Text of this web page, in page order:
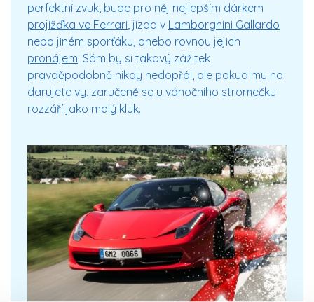
perfektní zvuk, bude pro něj nejlepším dárkem
projížďka ve Ferrari, jízda v Lamborghini Gallardo
nebo jiném sporťáku, anebo rovnou jejich
pronájem. Sám by si takový zážitek
pravděpodobně nikdy nedopřál, ale pokud mu ho
darujete vy, zaručeně se u vánočního stromečku
rozzáří jako malý kluk.